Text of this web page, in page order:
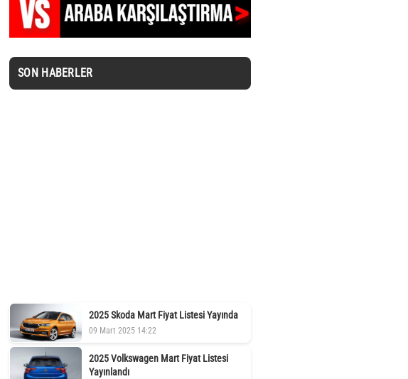
SON HABERLER
2025 Skoda Mart Fiyat Listesi Yayında
09 Mart 2025 14:22
2025 Volkswagen Mart Fiyat Listesi
Yayınlandı